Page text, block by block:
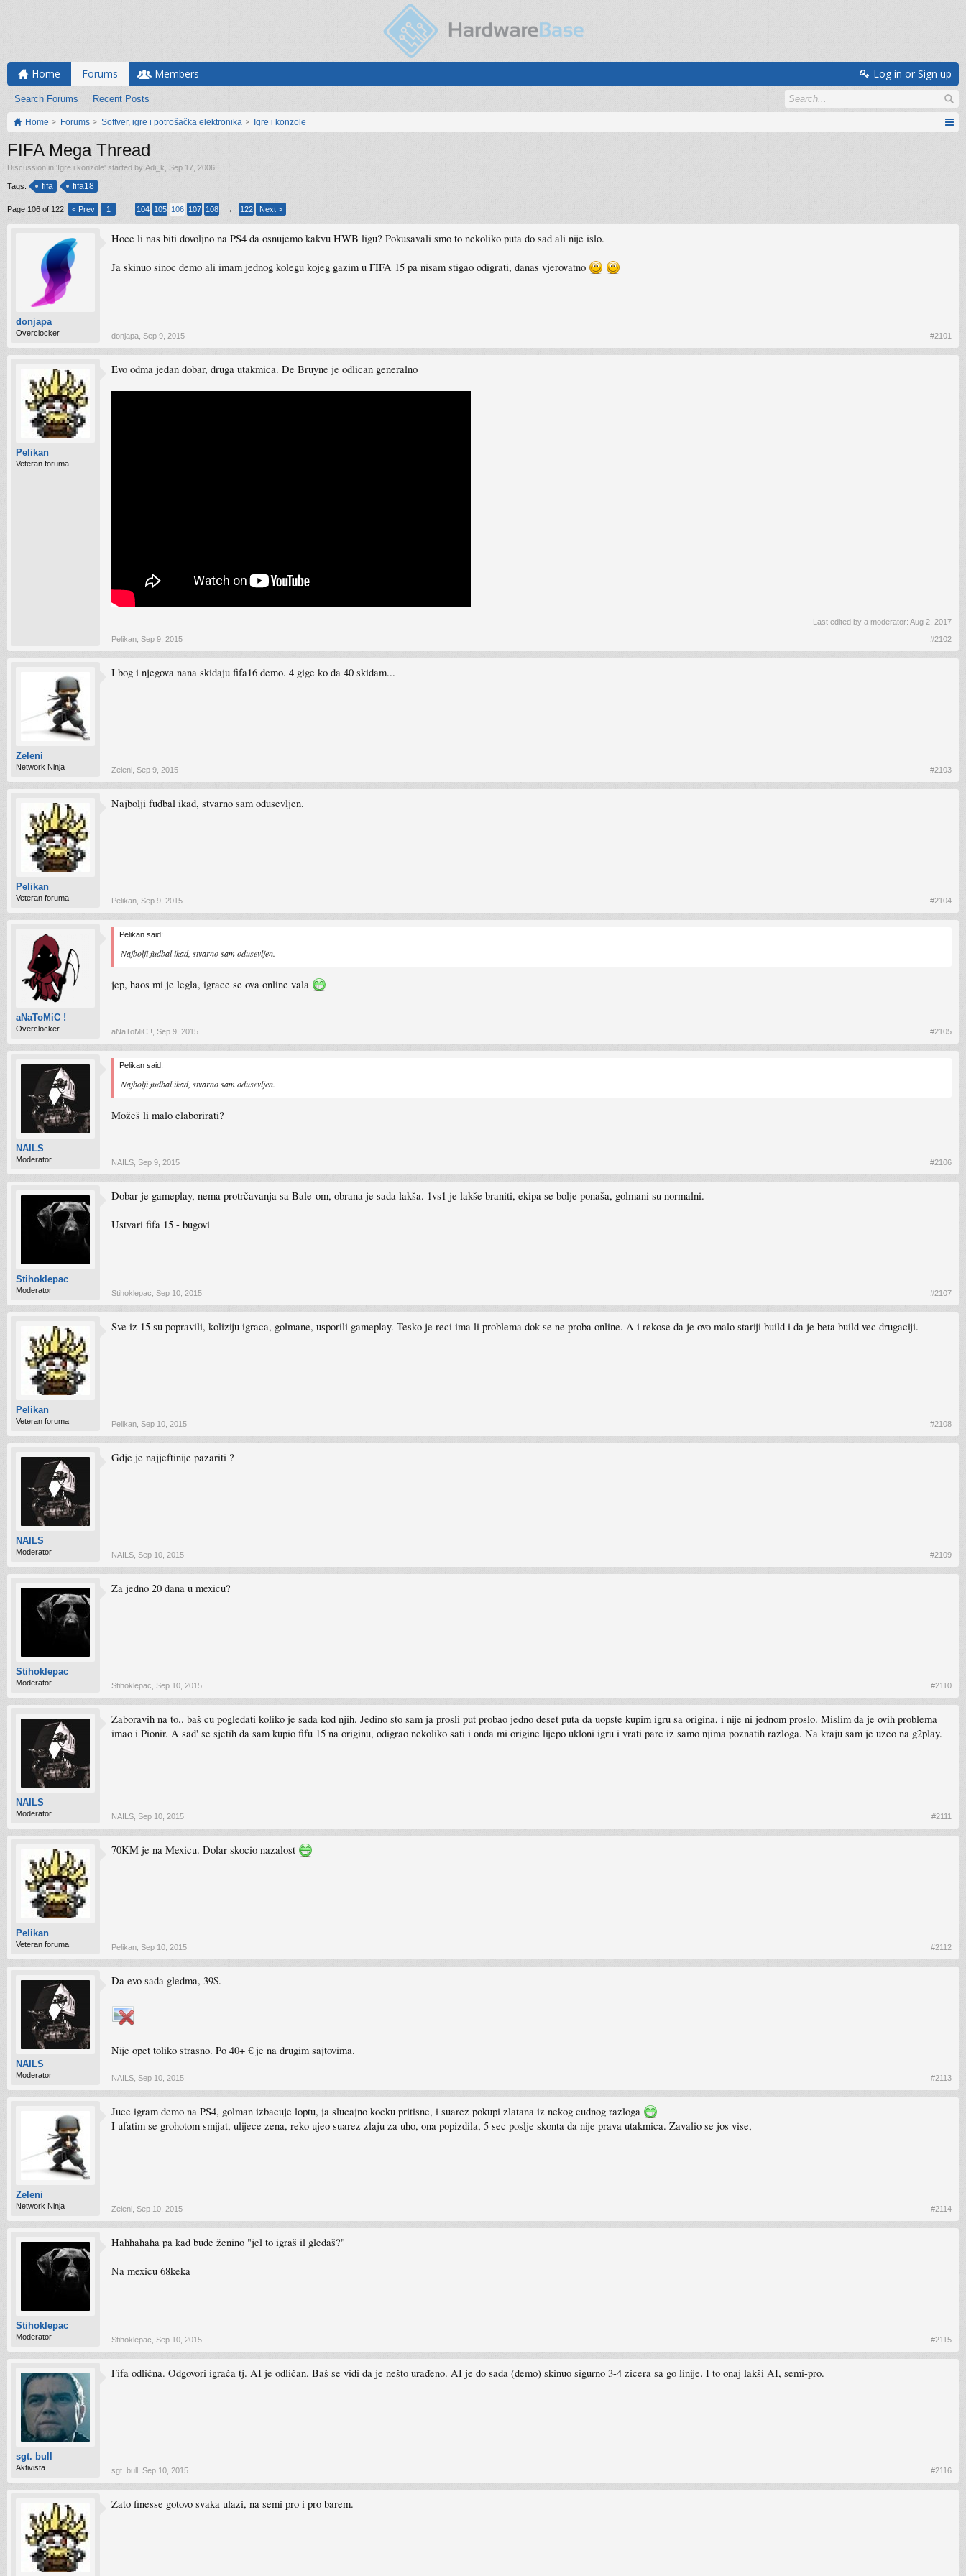
Home Forums
Search Forums Recent Posts
Members Log in or Sign up
Home Forums Softver, igre i potrošačka elektronika Igre i konzole
FIFA Mega Thread
Discussion in 'Igre i konzole' started by Adi_k Sep 17, 2006
Tags: fifa fifa18
Page 106 of 122 < Prev 1 ← 104 105 106 107 108 → 122 Next >
donjapa
Overclocker
Hoce li nas biti dovoljno na PS4 da osnujemo kakvu HWB ligu? Pokusavali smo to nekoliko puta do sad ali nije islo.
Ja skinuo sinoc demo ali imam jednog kolegu kojeg gazim u FIFA 15 pa nisam stigao odigrati, danas vjerovatno
donjapa Sep 9, 2015 #2101
Pelikan
Veteran foruma
Evo odma jedan dobar, druga utakmica. De Bruyne je odlican generalno
Last edited by a moderator: Aug 2, 2017
Pelikan Sep 9, 2015 #2102
Zeleni
Network Ninja
I bog i njegova nana skidaju fifa16 demo. 4 gige ko da 40 skidam...
Zeleni Sep 9, 2015 #2103
Pelikan
Veteran foruma
Najbolji fudbal ikad, stvarno sam odusevljen.
Pelikan Sep 9, 2015 #2104
aNaToMiC !
Overclocker
Pelikan said:
Najbolji fudbal ikad, stvarno sam odusevljen.
jep, haos mi je legla, igrace se ova online vala
aNaToMiC ! Sep 9, 2015 #2105
NAILS
Moderator
Pelikan said:
Najbolji fudbal ikad, stvarno sam odusevljen.
Možeš li malo elaborirati?
NAILS Sep 9, 2015 #2106
Stihoklepac
Moderator
Dobar je gameplay, nema protrčavanja sa Bale-om, obrana je sada lakša. 1vs1 je lakše braniti, ekipa se bolje ponaša, golmani su normalni.
Ustvari fifa 15 - bugovi
Stihoklepac Sep 10, 2015 #2107
Pelikan
Veteran foruma
Sve iz 15 su popravili, koliziju igraca, golmane, usporili gameplay. Tesko je reci ima li problema dok se ne proba online. A i rekose da je ovo malo stariji build i da je beta build vec drugaciji.
Pelikan Sep 10, 2015 #2108
NAILS
Moderator
Gdje je najjeftinije pazariti ?
NAILS Sep 10, 2015 #2109
Stihoklepac
Moderator
Za jedno 20 dana u mexicu?
Stihoklepac Sep 10, 2015 #2110
NAILS
Moderator
Zaboravih na to.. baš cu pogledati koliko je sada kod njih. Jedino sto sam ja prosli put probao jedno deset puta da uopste kupim igru sa origina, i nije ni jednom proslo. Mislim da je ovih problema
imao i Pionir. A sad' se sjetih da sam kupio fifu 15 na originu, odigrao nekoliko sati i onda mi origine lijepo ukloni igru i vrati pare iz samo njima poznatih razloga. Na kraju sam je uzeo na g2play.
NAILS Sep 10, 2015 #2111
Pelikan
Veteran foruma
70KM je na Mexicu. Dolar skocio nazalost
Pelikan Sep 10, 2015 #2112
NAILS
Moderator
Da evo sada gledma, 39$.
Nije opet toliko strasno. Po 40+ € je na drugim sajtovima.
NAILS Sep 10, 2015 #2113
Zeleni
Network Ninja
Juce igram demo na PS4, golman izbacuje loptu, ja slucajno kocku pritisne, i suarez pokupi zlatana iz nekog cudnog razloga
I ufatim se grohotom smijat, ulijece zena, reko ujeo suarez zlaju za uho, ona popizdila, 5 sec poslje skonta da nije prava utakmica. Zavalio se jos vise,
Zeleni Sep 10, 2015 #2114
Stihoklepac
Moderator
Hahhahaha pa kad bude ženino "jel to igraš il gledaš?"
Na mexicu 68keka
Stihoklepac Sep 10, 2015 #2115
sgt. bull
Aktivista
Fifa odlična. Odgovori igrača tj. AI je odličan. Baš se vidi da je nešto urađeno. AI je do sada (demo) skinuo sigurno 3-4 zicera sa go linije. I to onaj lakši AI, semi-pro.
sgt. bull Sep 10, 2015 #2116
Zato finesse gotovo svaka ulazi, na semi pro i pro barem.